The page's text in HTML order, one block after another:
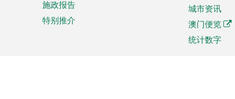
施政报告
特别推介
城市资讯
澳门便览
统计数字